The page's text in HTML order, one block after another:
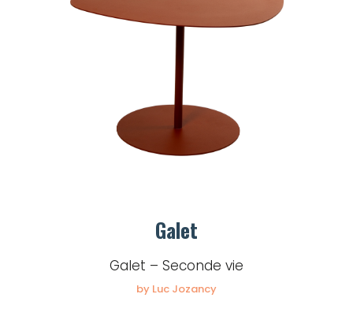
Galet
Galet – Seconde vie
by Luc Jozancy